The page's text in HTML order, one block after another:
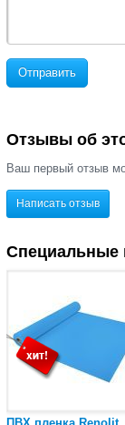
Отправить
Отзывы об
Ваш первый отзыв
Написать отзыв
Специальные